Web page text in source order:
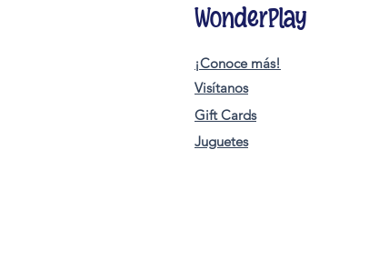
WonderPlay
¡Conoce más!
Visítanos
Gift Cards
Juguetes